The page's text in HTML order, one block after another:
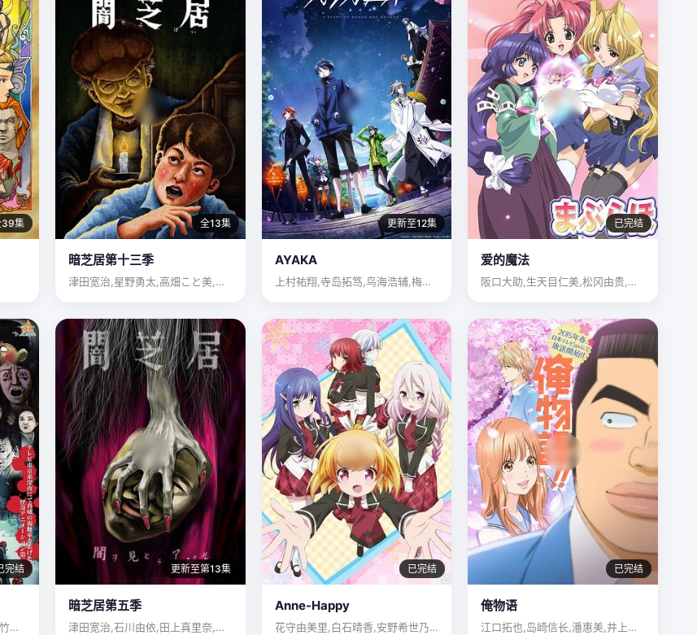
39集 全13集
暗芝居第十三季
津田宽治,星野勇太,高畑こと美,新纳敏正,松崎谦二,松林慎司…
更新至12集
AYAKA
上村祐翔,寺岛拓笃,鸟海浩辅,梅原裕一郎
已完结
爱的魔法
阪口大助,生天目仁美,松冈由贵,猪口有佳,中原麻衣,千叶千惠…
完结
津田宽治,村井良大,平野良,无竹井亮介,无田野アサミ,松本若…
更新至第13集
暗芝居第五季
津田宽治,石川由依,田上真里奈,春名风花
已完结
Anne-Happy
花守由美里,白石晴香,安野希世乃,山村响,吉岡茉祐
已完结
俺物语
江口拓也,岛崎信长,潘惠美,井上喜久子,茅野爱衣,福山润,榎…